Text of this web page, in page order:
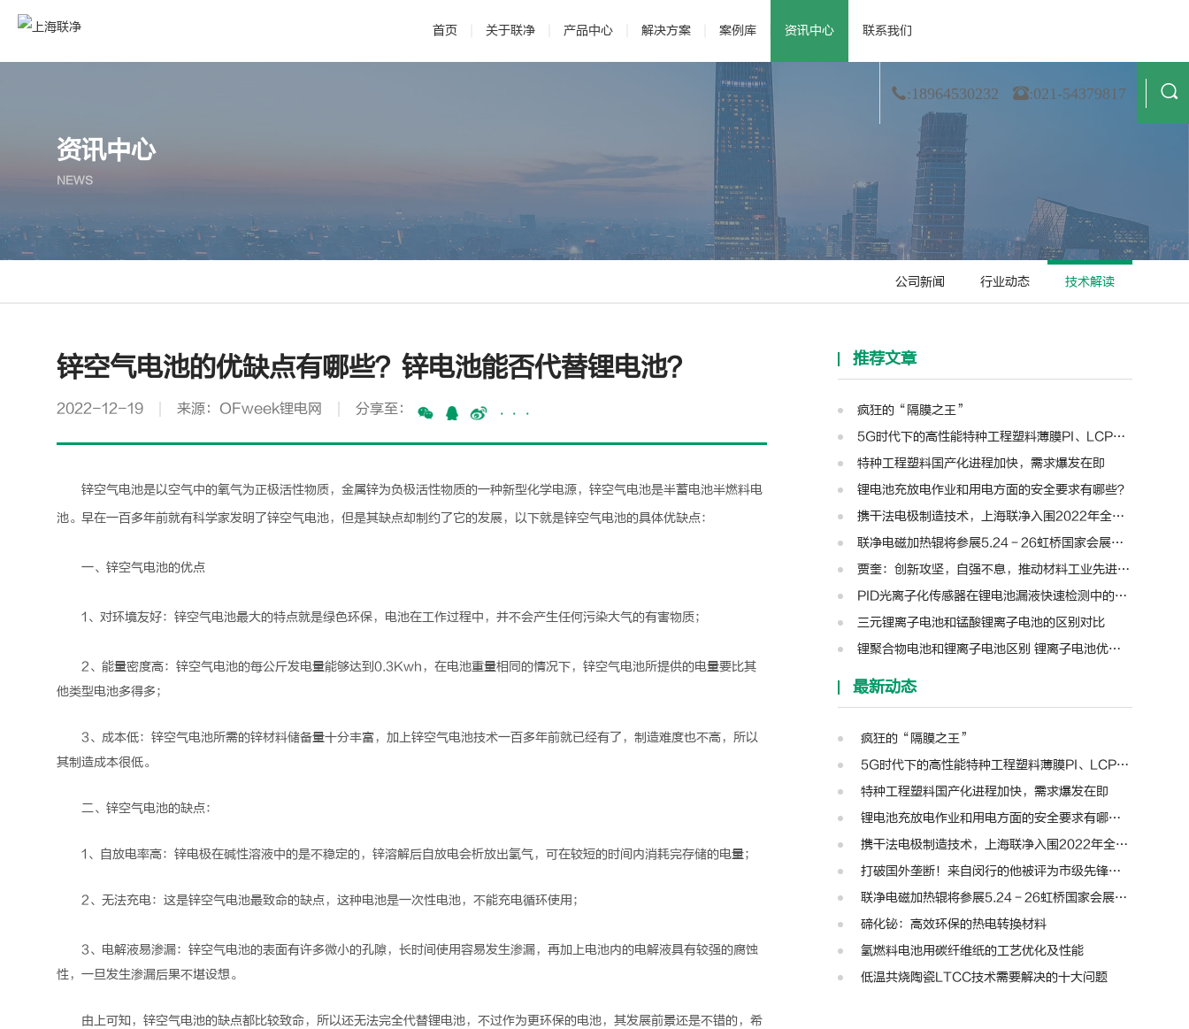
首页 关于联净
· 研发与专利 · 合作伙伴
产品中心 解决方案
· 新材料 · 非织造 · 造纸 · 金属箔 · 纺织业
案例库 资讯中心
· 行业动态 · 技术解读
联系我们
:18964530232 :021-54379817
资讯中心
NEWS
公司新闻 行业动态 技术解读
锌空气电池的优缺点有哪些？锌电池能否代替锂电池？
2022-12-19 来源：OFweek锂电网 分享至： ···
锌空气电池是以空气中的氧气为正极活性物质，金属锌为负极活性物质的一种新型化学电源， 锌空气电池是半蓄电池半燃料电
池。早在一百多年前就有科学家发明了锌空气电池，但是其缺点却制约了它的发展，以下就是锌空气电池的具体优缺点：
一、 锌空气电池的优点
1、对环境友好： 锌空气电池最大的特点就是绿色环保，电池在工作过程中，并不会产生任何污染大气的有害物质；
2、能量密度高： 锌空气电池的每公斤发电量能够达到0.3Kwh，在电池重量相同的情况下， 锌空气电池所提供的电量要比其
他类型电池多得多；
3、成本低： 锌空气电池所需的锌材料储备量十分丰富，加上锌空气电池技术一百多年前就已经有了，制造难度也不高，所以
其制造成本很低。
二、 锌空气电池的缺点：
1、自放电率高：锌电极在碱性溶液中的是不稳定的，锌溶解后自放电会析放出氢气，可在较短的时间内消耗完存储的电量；
2、无法充电：这是锌空气电池最致命的缺点，这种电池是一次性电池，不能充电循环使用；
3、电解液易渗漏： 锌空气电池的表面有许多微小的孔隙，长时间使用容易发生渗漏，再加上电池内的电解液具有较强的腐蚀
性，一旦发生渗漏后果不堪设想。
由上可知， 锌空气电池的缺点都比较致命，所以还无法完全代替锂电池，不过作为更环保的电池，其发展前景还是不错的，希
推荐文章
疯狂的“隔膜之王”
5G时代下的高性能特种工程塑料薄膜PI、LCP、PTFE、PPS、PEEK、PEN
特种工程塑料国产化进程加快，需求爆发在即
锂电池充放电作业和用电方面的安全要求有哪些？
携干法电极制造技术，上海联净入围2022年全国颠覆性技术创新大赛
联净电磁加热辊将参展5.24－26虹桥国家会展中心第十三届模切展
贾奎：创新攻坚，自强不息，推动材料工业先进装备迈向新高度 | 高转先锋人物
PID光离子化传感器在锂电池漏液快速检测中的应用
三元锂离子电池和锰酸锂离子电池的区别对比
锂聚合物电池和锂离子电池区别 锂离子电池优缺点和充电注意
最新动态
疯狂的“隔膜之王”
5G时代下的高性能特种工程塑料薄膜PI、LCP、PTFE、PPS、PEEK、PEN
特种工程塑料国产化进程加快，需求爆发在即
锂电池充放电作业和用电方面的安全要求有哪些？
携干法电极制造技术，上海联净入围2022年全国颠覆性技术创新大赛
打破国外垄断！来自闵行的他被评为市级先锋人物
联净电磁加热辊将参展5.24－26虹桥国家会展中心第十三届模切展
碲化铋：高效环保的热电转换材料
氢燃料电池用碳纤维纸的工艺优化及性能
低温共烧陶瓷LTCC技术需要解决的十大问题